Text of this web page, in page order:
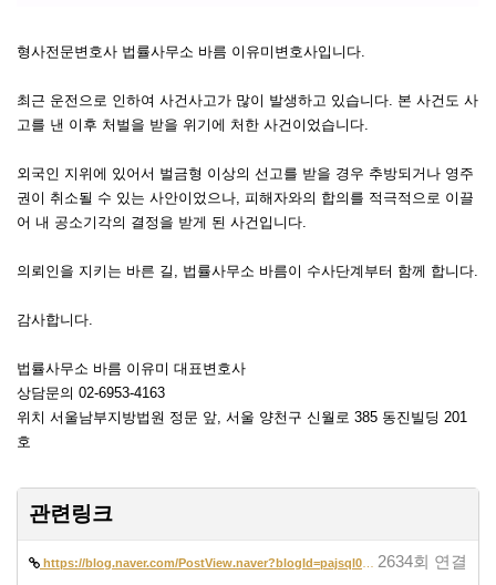
형사전문변호사 법률사무소 바름 이유미변호사입니다.
최근 운전으로 인하여 사건사고가 많이 발생하고 있습니다. 본 사건도 사
고를 낸 이후 처벌을 받을 위기에 처한 사건이었습니다.
외국인 지위에 있어서 벌금형 이상의 선고를 받을 경우 추방되거나 영주
권이 취소될 수 있는 사안이었으나, 피해자와의 합의를 적극적으로 이끌
어 내 공소기각의 결정을 받게 된 사건입니다.
의뢰인을 지키는 바른 길, 법률사무소 바름이 수사단계부터 함께 합니다.
감사합니다.
법률사무소 바름 이유미 대표변호사
상담문의 02-6953-4163
위치 서울남부지방법원 정문 앞, 서울 양천구 신월로 385 동진빌딩 201
호
관련링크
https://blog.naver.com/PostView.naver?blogId=pajsql02&logNo=2232964119… 2634회 연결